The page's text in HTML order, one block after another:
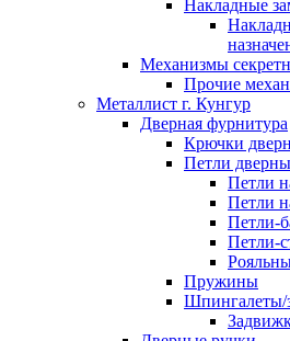
Накладные
Механизмы
Прочие
Металлист г. Кунгур
Дверная фурнитура
Крючки
Петли
Петли
Петли
Петли-
Петли-
Пружины
Шпингалеты/